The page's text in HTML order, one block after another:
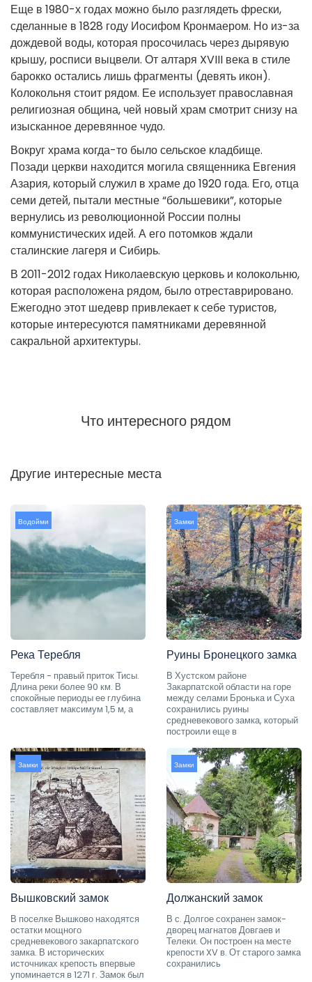
Еще в 1980-х годах можно было разглядеть фрески,
сделанные в 1828 году Иосифом Кронмаером. Но из-за
дождевой воды, которая просочилась через дырявую
крышу, росписи выцвели. От алтаря XVIII века в стиле
барокко остались лишь фрагменты (девять икон).
Колокольня стоит рядом. Ее использует православная
религиозная община, чей новый храм смотрит снизу на
изысканное деревянное чудо.
Вокруг храма когда-то было сельское кладбище.
Позади церкви находится могила священника Евгения
Азария, который служил в храме до 1920 года. Его, отца
семи детей, пытали местные “большевики”, которые
вернулись из революционной России полны
коммунистических идей. А его потомков ждали
сталинские лагеря и Сибирь.
В 2011-2012 годах Николаевскую церковь и колокольню,
которая расположена рядом, было отреставрировано.
Ежегодно этот шедевр привлекает к себе туристов,
которые интересуются памятниками деревянной
сакральной архитектуры.
Что интересного рядом
Другие интересные места
Водойми
Река Теребля
Теребля - правый приток Тисы.
Длина реки более 90 км. В
спокойные периоды ее глубина
составляет максимум 1,5 м, а
Замки
Руины Бронецкого замка
В Хустском районе
Закарпатской области на горе
между селами Бронька и Суха
сохранились руины
средневекового замка, который
построили еще в
Замки
Вышковский замок
В поселке Вышково находятся
остатки мощного
средневекового закарпатского
замка. В исторических
источниках крепость впервые
упоминается в 1271 г. Замок был
Замки
Должанский замок
В с. Долгое сохранен замок-
дворец магнатов Довгаев и
Телеки. Он построен на месте
крепости XV в. От старого замка
сохранились